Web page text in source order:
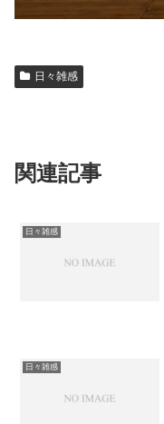
日々雑感
関連記事
日々雑感
日々雑感